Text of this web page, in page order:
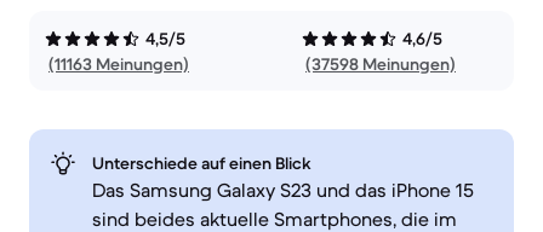
4,5/5
(11163 Meinungen)
4,6/5
(37598 Meinungen)
Unterschiede auf einen Blick
Das Samsung Galaxy S23 und das iPhone 15
sind beides aktuelle Smartphones, die im